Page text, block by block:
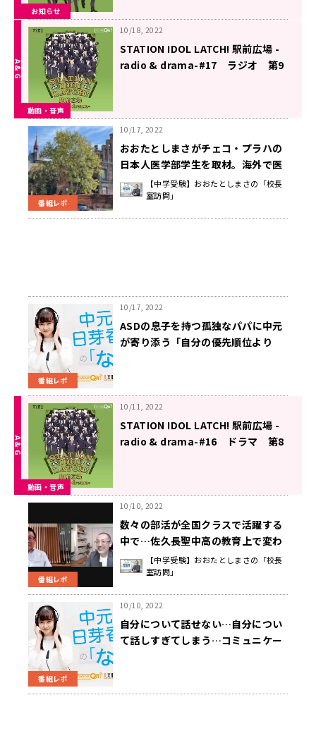
お知らせ
動画・音声
10/18, 2022
STATION IDOL LATCH! 駅前広場 -
radio & drama-#17 ラジオ 第9
番組レポ
10/17, 2022
おおたとしまさがチェコ・プラハの
日本人医学部学生を取材。海外で医
学を学ぶってどういうこと？
【中学受験】おおたとしまさの「校長
室訪問」
番組レポ
10/17, 2022
ASDの息子を持つ孤独なパパに中元
が寄り添う「自分の優先順位より
動画・音声
10/11, 2022
STATION IDOL LATCH! 駅前広場 -
radio & drama-#16 ドラマ 第8
番組レポ
10/10, 2022
数々の部活が全国クラスで活躍する
中で…佐久長聖中高の教育上で変わ
った事は？【中学受験】おおたとしまさの「校長
室訪問」
番組レポ
10/10, 2022
自分について話せない…自分につい
て話しすぎてしまう…コミュニケー